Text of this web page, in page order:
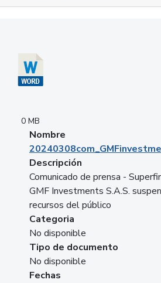
0 MB
Nombre
Descripción
Comunicado de prensa -
GMF Investments S.A.S.
recursos del público
Categoria
No disponible
Tipo de documento
No disponible
Fechas